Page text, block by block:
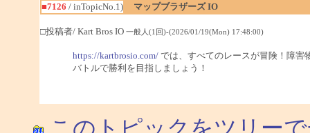
■7126 / inTopicNo.1) マップブラザーズ IO
□投稿者/ Kart Bros IO 一般人(1回)-(2026/01/19(Mon) 17:48:00)
https://kartbrosio.com/では、すべてのレースが冒険！障害
バトルで勝利を目指しましょう！
このトピックをツリー